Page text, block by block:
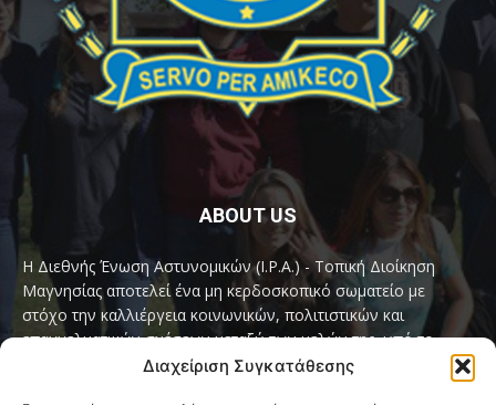
Διαχείριση Συγκατάθεσης
ABOUT US
Η Διεθνής Ένωση Αστυνομικών (I.P.A.) - Τοπική Διοίκηση
Μαγνησίας αποτελεί ένα μη κερδοσκοπικό σωματείο με
στόχο την καλλιέργεια κοινωνικών, πολιτιστικών και
επαγγελματικών σχέσεων μεταξύ των μελών της, υπό το
παγκόσμιο σύνθημα «Servo per Amikeco» (Υπηρετώ δια της